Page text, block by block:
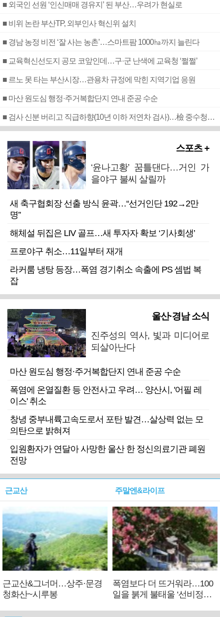
■ 외국인 선원 ‘인신매매 경유지’ 된 부산…우려가 현실로
■ 비위 논란 부산TP, 외부인사 혁신위 설치
■ 경남 농정 비전 ‘잘 사는 농촌’…스마트팜 1000㏊까지 늘린다
■ 교육혁신선도지 공모 코앞인데…구·군 난색에 교육청 ‘쩔쩔’
■ 르노 못 타는 부산시장…관용차 규정에 막힌 지역기업 응원
■ 마산 원도심 행정·주거복합단지 연내 준공 수순
■ 검사 신분 버리고 직급하향(10년 이하 저연차 검사)…檢 중수청행 기피
스포츠 +
‘윤나고황’ 꿈틀댄다…거인 가
을야구 불씨 살릴까
새 축구협회장 선출 방식 윤곽…“선거인단 192→2만
명”
해체설 뒤집은 LIV 골프…새 투자자 확보 ‘기사회생’
프로야구 취소…11일부터 재개
라커룸 냉탕 등장…폭염 경기취소 속출에 PS 셈법 복
잡
울산·경남 소식
진주성의 역사, 빛과 미디어로
되살아난다
마산 원도심 행정·주거복합단지 연내 준공 수순
폭염에 온열질환 등 안전사고 우려… 양산시, '어필 레
이스' 취소
창녕 중부내륙고속도로서 포탄 발견…살상력 없는 모
의탄으로 밝혀져
입원환자가 연달아 사망한 울산 한 정신의료기관 폐원
전망
근교산
근교산&그너머…상주·문경
청화산~시루봉
주말엔&라이프
폭염보다 더 뜨거워라…100
일을 붉게 불태울 ‘선비정신’